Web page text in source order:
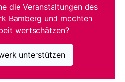
die Veranstaltungen des
Bamberg und möchten
wertschätzen?
unterstützen